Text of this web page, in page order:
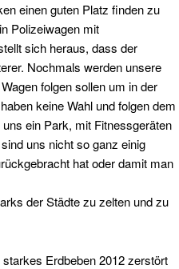
einen guten Platz finden zu
Polizeiwagen mit
sich heraus, dass der
Nochmals werden unsere
folgen sollen um in der
keine Wahl und folgen dem
ein Park, mit Fitnessgeräten
uns nicht so ganz einig
hat oder damit man
der Städte zu zelten und zu
Erdbeben 2012 zerstört